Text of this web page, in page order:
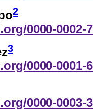
2
0000-0002-
3
0000-0001-
0000-0003-